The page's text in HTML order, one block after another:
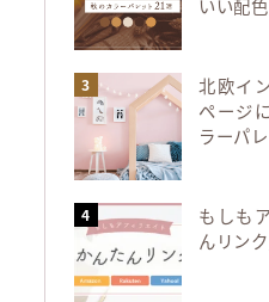
いい配
北欧イ
ページ
ラーパ
もしも
んリン